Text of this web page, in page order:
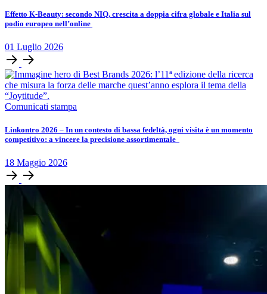
​​​​Effetto K-Beauty: secondo NIQ, crescita a doppia cifra globale e Italia sul
podio europeo nell’online​​​​
01 Luglio 2026
Comunicati stampa
Linkontro 2026 – In un contesto di bassa fedeltà, ogni visita è un momento
competitivo: a vincere la precisione assortimentale
18 Maggio 2026